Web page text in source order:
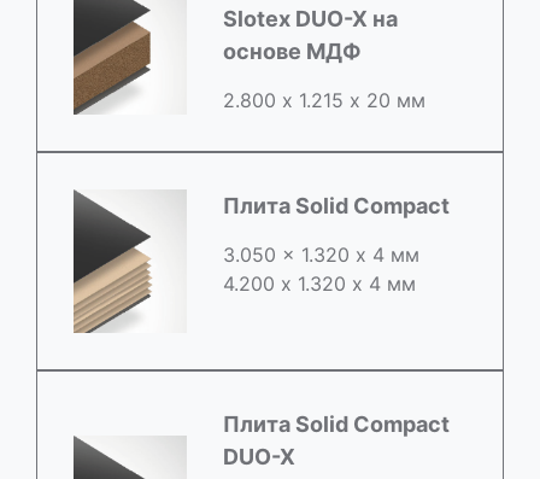
Slotex DUO-X на
основе МДФ
2.800 х 1.215 х 20 мм
Плита Solid Compact
3.050 x 1.320 х 4 мм
4.200 x 1.320 х 4 мм
Плита Solid Compact
DUO-X